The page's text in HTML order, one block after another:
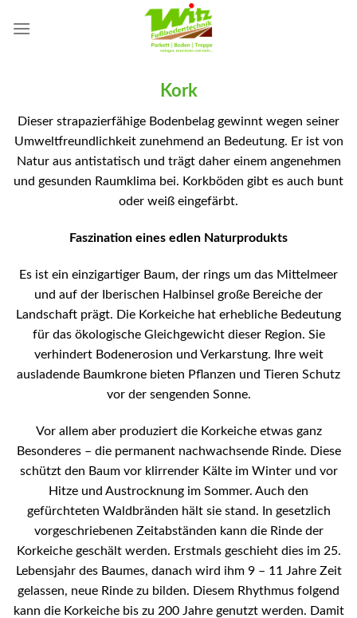
Kork
Dieser strapazierfähige Bodenbelag gewinnt wegen seiner
Umweltfreundlichkeit zunehmend an Bedeutung. Er ist von
Natur aus antistatisch und trägt daher einem angenehmen
und gesunden Raumklima bei. Korkböden gibt es auch bunt
oder weiß eingefärbt.
Faszination eines edlen Naturprodukts
Es ist ein einzigartiger Baum, der rings um das Mittelmeer
und auf der Iberischen Halbinsel große Bereiche der
Landschaft prägt. Die Korkeiche hat erhebliche Bedeutung
für das ökologische Gleichgewicht dieser Region. Sie
verhindert Bodenerosion und Verkarstung. Ihre weit
ausladende Baumkrone bieten Pflanzen und Tieren Schutz
vor der sengenden Sonne.
Vor allem aber produziert die Korkeiche etwas ganz
Besonderes – die permanent nachwachsende Rinde. Diese
schützt den Baum vor klirrender Kälte im Winter und vor
Hitze und Austrocknung im Sommer. Auch den
gefürchteten Waldbränden hält sie stand. In gesetzlich
vorgeschriebenen Zeitabständen kann die Rinde der
Korkeiche geschält werden. Erstmals geschieht dies im 25.
Lebensjahr des Baumes, danach wird ihm 9 – 11 Jahre Zeit
gelassen, neue Rinde zu bilden. Diesem Rhythmus folgend
kann die Korkeiche bis zu 200 Jahre genutzt werden. Damit